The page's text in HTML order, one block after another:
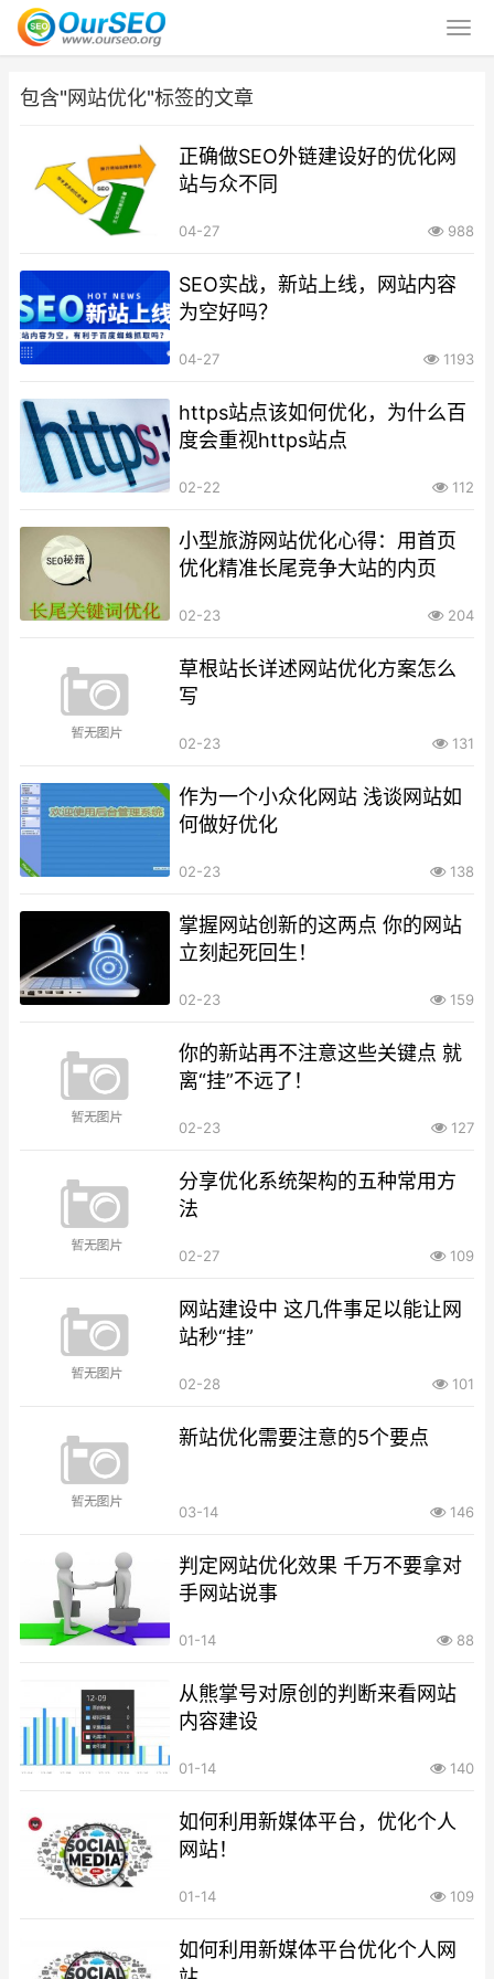
包含"网站优化"标签的文章
正确做SEO外链建设好的优化网
站与众不同
04-27 988
SEO实战，新站上线，网站内容
为空好吗？
04-27 1193
https站点该如何优化，为什么百
度会重视https站点
02-22 112
小型旅游网站优化心得：用首页
优化精准长尾竞争大站的内页
02-23 204
草根站长详述网站优化方案怎么
写
02-23 131
作为一个小众化网站 浅谈网站如
何做好优化
02-23 138
掌握网站创新的这两点 你的网站
立刻起死回生！
02-23 159
你的新站再不注意这些关键点 就
离“挂”不远了！
02-23 127
分享优化系统架构的五种常用方
法
02-27 109
网站建设中 这几件事足以能让网
站秒“挂”
02-28 101
新站优化需要注意的5个要点
03-14 146
判定网站优化效果 千万不要拿对
手网站说事
01-14 88
从熊掌号对原创的判断来看网站
内容建设
01-14 140
如何利用新媒体平台，优化个人
网站！
01-14 109
如何利用新媒体平台优化个人网